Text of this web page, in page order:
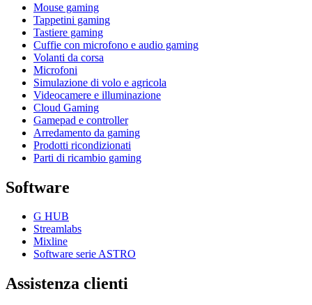
Mouse gaming
Tappetini gaming
Tastiere gaming
Cuffie con microfono e audio gaming
Volanti da corsa
Microfoni
Simulazione di volo e agricola
Videocamere e illuminazione
Cloud Gaming
Gamepad e controller
Arredamento da gaming
Prodotti ricondizionati
Parti di ricambio gaming
Software
G HUB
Streamlabs
Mixline
Software serie ASTRO
Assistenza clienti